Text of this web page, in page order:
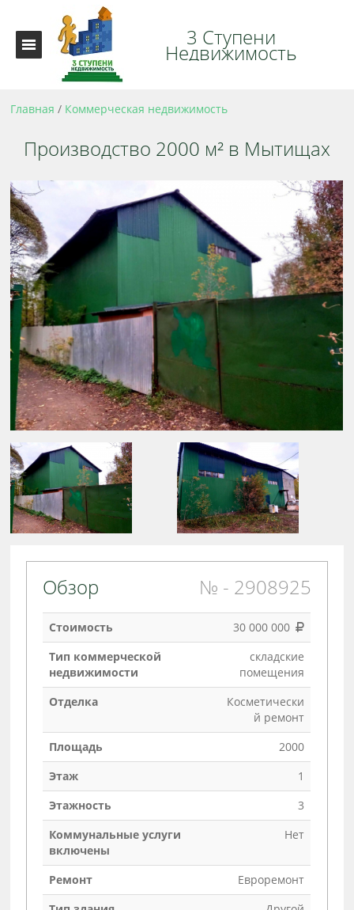
3 Ступени
Недвижимость
Главная / Коммерческая недвижимость
Производство 2000 м² в Мытищах
Обзор № - 2908925
Стоимость
30 000 000
Тип коммерческой
недвижимости
складские
помещения
Отделка
Косметически
й ремонт
Площадь
2000
Этаж
1
Этажность
3
Коммунальные услуги
включены
Нет
Ремонт
Евроремонт